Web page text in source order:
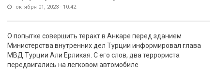
октября 01, 2023 - 10:42
О попытке совершить теракт в Анкаре перед зданием
Министерства внутренних дел Турции информировал глава
МВД Турции Али Ерликая. С его слов, два террориста
передвигались на легковом автомобиле